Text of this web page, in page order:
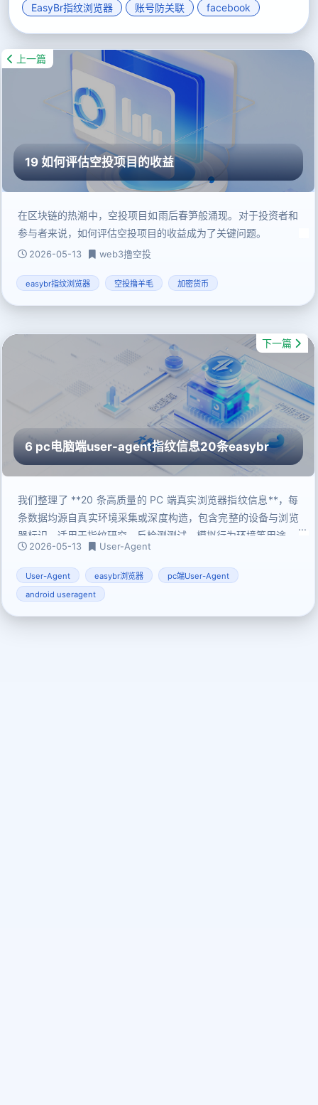
EasyBr指纹浏览器 账号防关联 facebook
上一篇
19 如何评估空投项目的收益
在区块链的热潮中，空投项目如雨后春笋般涌现。对于投资者和
参与者来说，如何评估空投项目的收益成为了关键问题。
2026-05-13 web3撸空投
easybr指纹浏览器 空投撸羊毛 加密货币
下一篇
6 pc电脑端user-agent指纹信息20条easybr
我们整理了 **20 条高质量的 PC 端真实浏览器指纹信息**，每
条数据均源自真实环境采集或深度构造，包含完整的设备与浏览
器标识，适用于指纹研究、反检测测试、模拟行为环境等用途。
2026-05-13 User-Agent
User-Agent easybr浏览器
pc端User-Agent
android useragent